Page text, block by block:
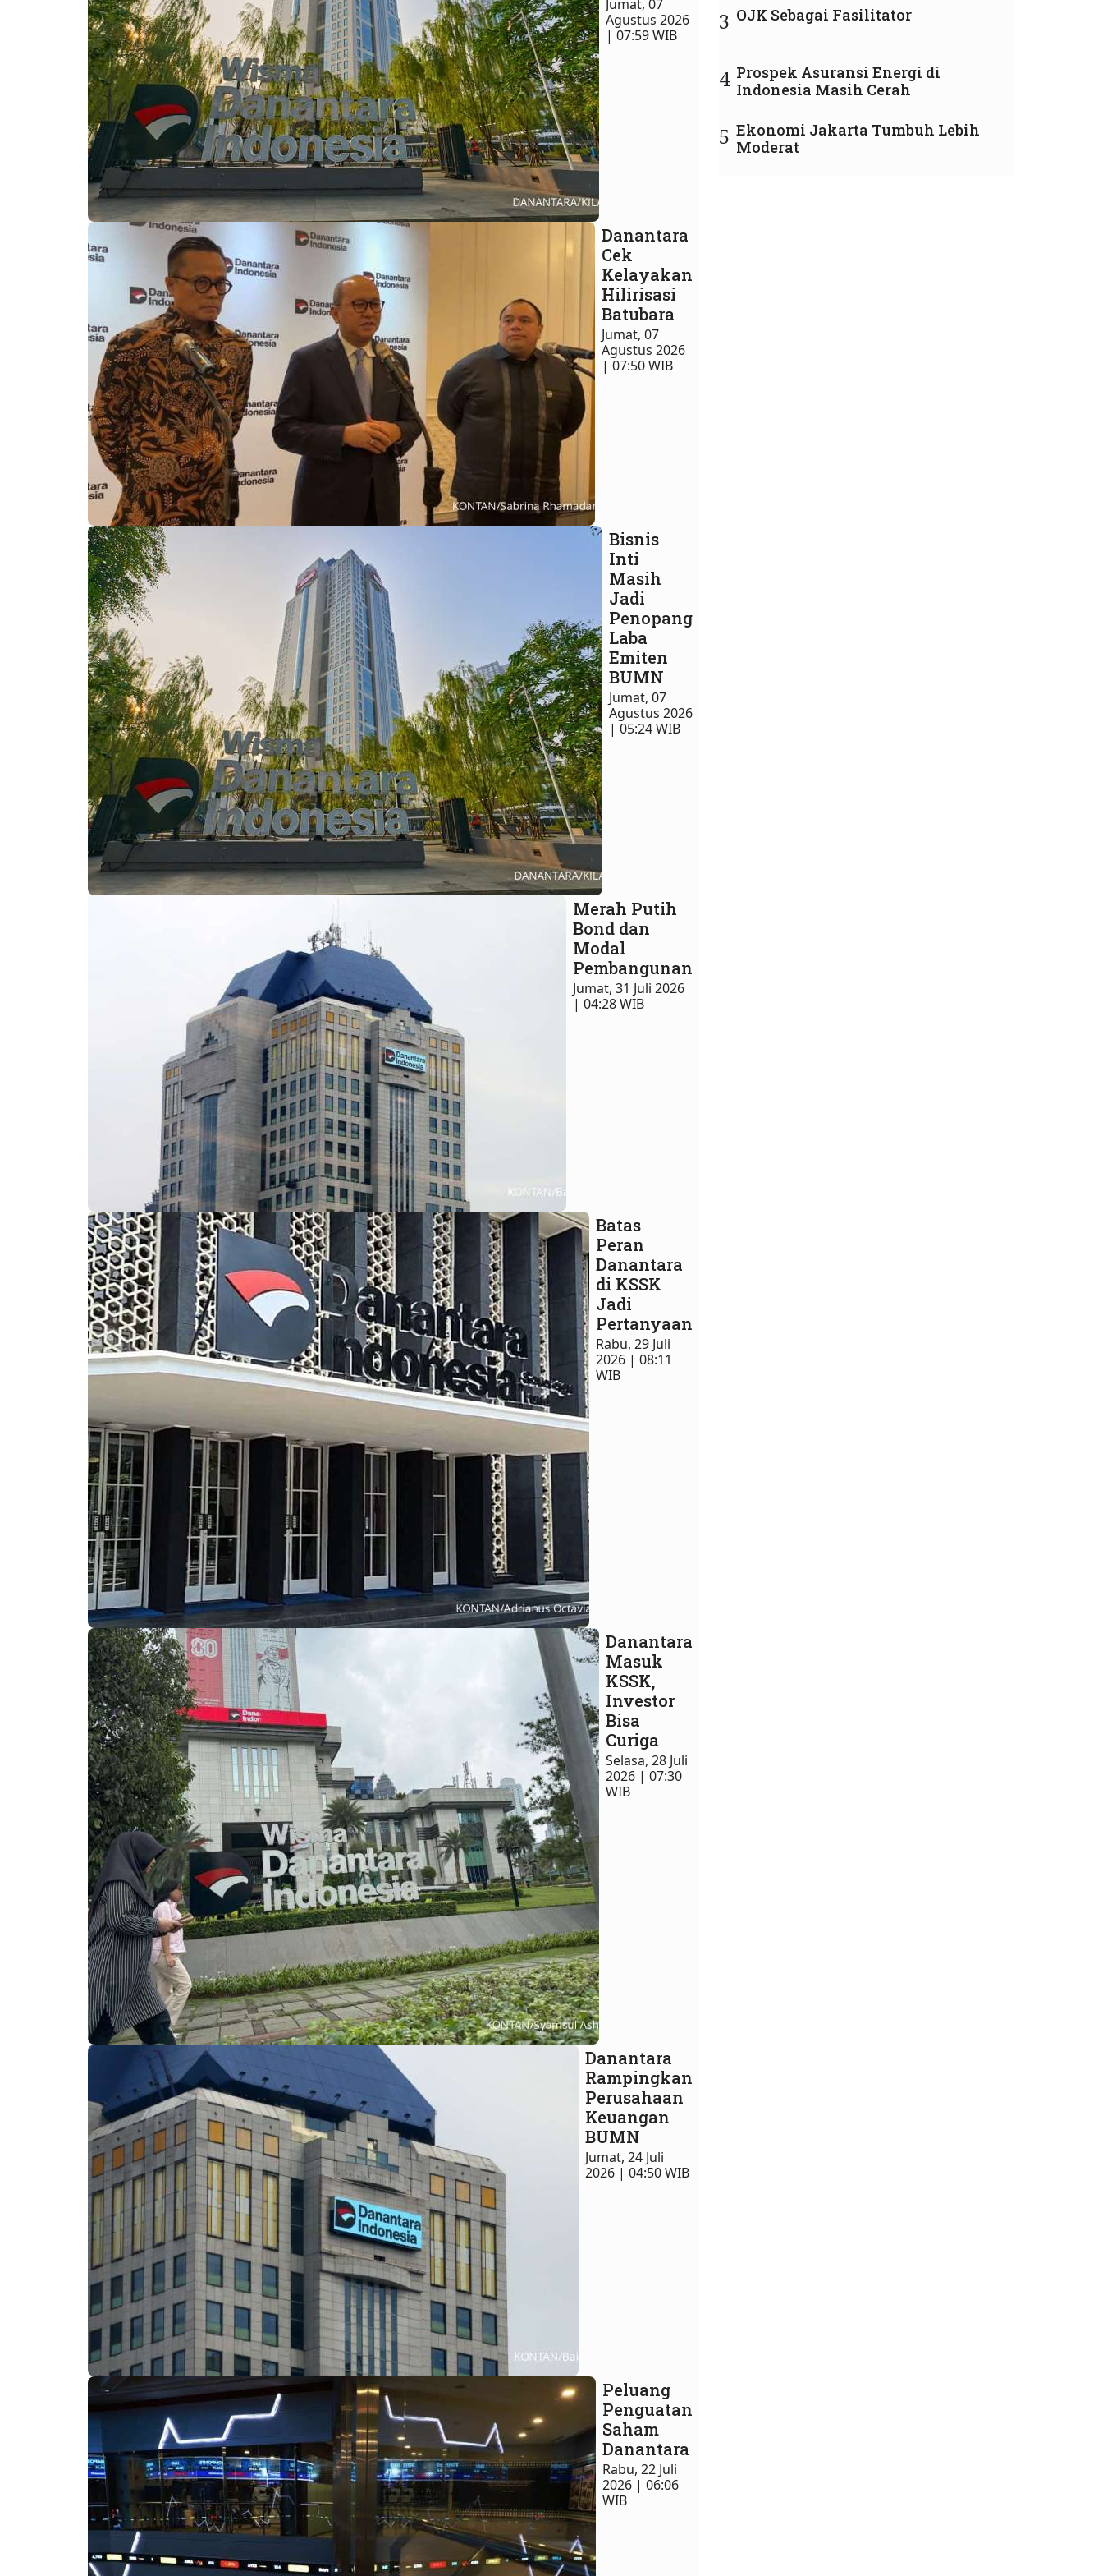
Jumat, 07
Agustus 2026
| 07:59 WIB
Danantara
Cek
Kelayakan
Hilirisasi
Batubara
Jumat, 07
Agustus 2026
| 07:50 WIB
Bisnis
Inti
Masih
Jadi
Penopang
Laba
Emiten
BUMN
Jumat, 07
Agustus 2026
| 05:24 WIB
Merah Putih
Bond dan
Modal
Pembangunan
Jumat, 31 Juli 2026
| 04:28 WIB
Batas
Peran
Danantara
di KSSK
Jadi
Pertanyaan
Rabu, 29 Juli
2026 | 08:11
WIB
Danantara
Masuk
KSSK,
Investor
Bisa
Curiga
Selasa, 28 Juli
2026 | 07:30
WIB
Danantara
Rampingkan
Perusahaan
Keuangan
BUMN
Jumat, 24 Juli
2026 | 04:50 WIB
Peluang
Penguatan
Saham
Danantara
Rabu, 22 Juli
2026 | 06:06
WIB
3 OJK Sebagai Fasilitator
4 Prospek Asuransi Energi di
Indonesia Masih Cerah
5 Ekonomi Jakarta Tumbuh Lebih
Moderat